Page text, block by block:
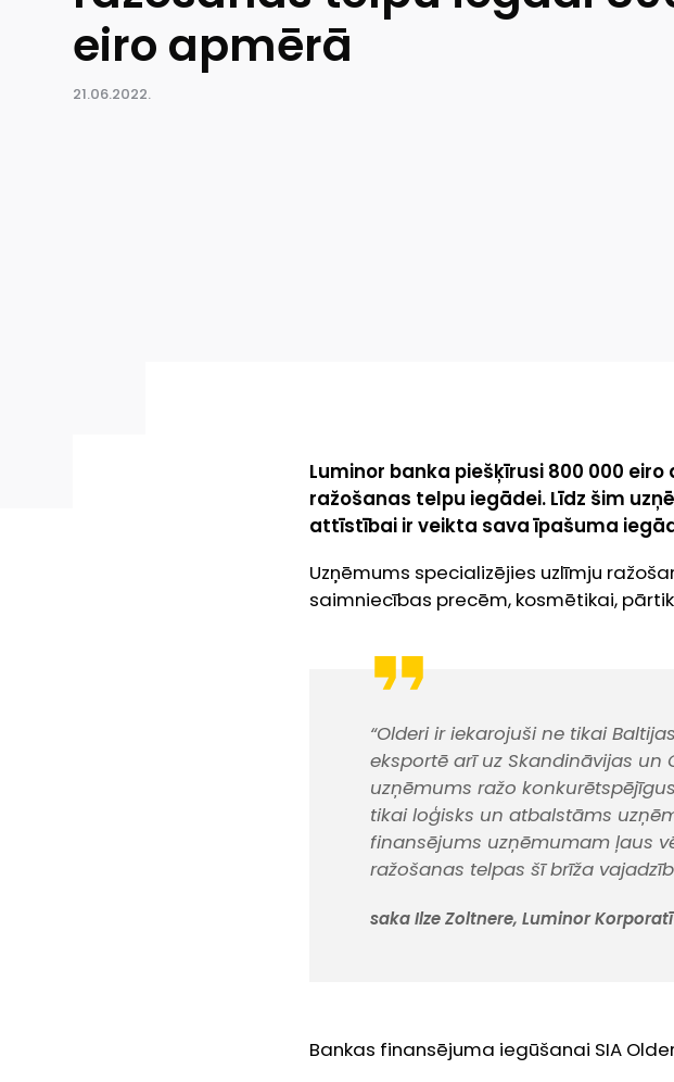
eiro apmērā
21.06.2022.
Luminor banka piešķīrusi 800 000
ražošanas telpu iegādei. Līdz šim
attīstībai ir veikta sava īpašuma
Uzņēmums specializējies uzlīmju
saimniecības precēm, kosmētikai,
“Olderi ir iekarojuši ne tikai
eksportē arī uz Skandināvijas un
uzņēmums ražo
tikai loģisks un atbalstāms
finansējums uzņēmumam ļaus
ražošanas telpas šī brīža
saka Ilze Zoltnere, Luminor
Bankas finansējuma iegūšanai SIA